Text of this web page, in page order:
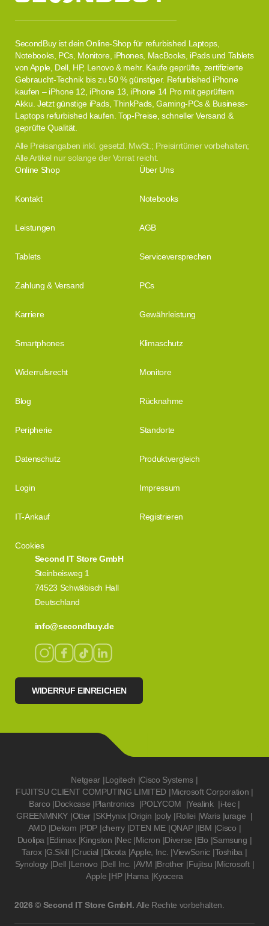
SecondBuy ist dein Online-Shop für refurbished Laptops,
Notebooks, PCs, Monitore, iPhones, MacBooks, iPads und Tablets
von Apple, Dell, HP, Lenovo & mehr. Kaufe geprüfte, zertifizierte
Gebraucht-Technik bis zu 50 % günstiger. Refurbished iPhone
kaufen – iPhone 12, iPhone 13, iPhone 14 Pro mit geprüftem
Akku. Jetzt günstige iPads, ThinkPads, Gaming-PCs & Business-
Laptops refurbished kaufen. Top-Preise, schneller Versand &
geprüfte Qualität.
Alle Preisangaben inkl. gesetzl. MwSt.; Preisirrtümer vorbehalten;
Alle Artikel nur solange der Vorrat reicht.
Second IT Store GmbH
Steinbeisweg 1
74523 Schwäbisch Hall
Deutschland
info@secondbuy.de
WIDERRUF EINREICHEN
Online Shop Über Uns
Kontakt Notebooks
Leistungen AGB
Tablets Serviceversprechen
Zahlung & Versand PCs
Karriere Gewährleistung
Smartphones Klimaschutz
Widerrufsrecht Monitore
Blog Rücknahme
Peripherie Standorte
Datenschutz Produktvergleich
Login Impressum
IT-Ankauf Registrieren
Cookies
Netgear |Logitech |Cisco Systems |
FUJITSU CLIENT COMPUTING LIMITED |Microsoft Corporation |
Barco |Dockcase |Plantronics |POLYCOM |Yealink |i-tec |
GREENMNKY |Otter |SKHynix |Origin |poly |Rollei |Waris |urage |
AMD |Dekom |PDP |cherry |DTEN ME |QNAP |IBM |Cisco |
Duolipa |Edimax |Kingston |Nec |Micron |Diverse |Elo |Samsung |
Tarox |G.Skill |Crucial |Dicota |Apple, Inc. |ViewSonic |Toshiba |
Synology |Dell |Lenovo |Dell Inc. |AVM |Brother |Fujitsu |Microsoft |
Apple |HP |Hama |Kyocera
2026 © Second IT Store GmbH. Alle Rechte vorbehalten.